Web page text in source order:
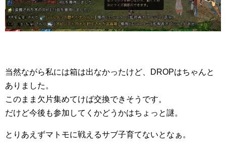
当然ながら私には箱は出なかったけど、DROPはちゃんと
ありました。
このまま欠片集めてけば交換できそうです。
だけど今後も参加してくかどうかはちょっと謎。
とりあえずマトモに戦えるサブ子育てないとなぁ。